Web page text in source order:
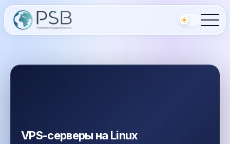
VPS-серверы на Linux